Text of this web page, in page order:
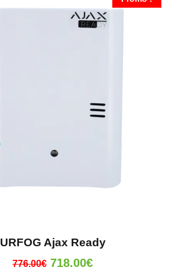
URFOG Ajax Ready
776.00€ 718.00€